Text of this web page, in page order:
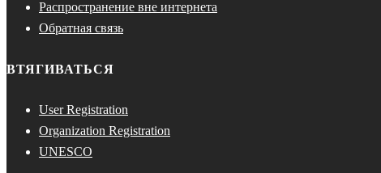
Распространение вне интернета
Обратная связь
ВТЯГИВАТЬСЯ
User Registration
Organization Registration
UNESCO